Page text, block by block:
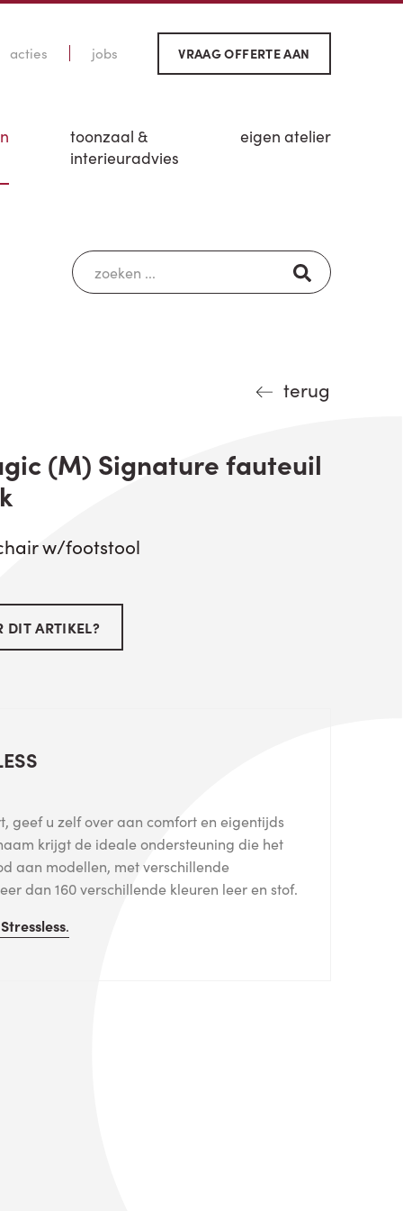
acties jobs VRAAG OFFERTE AAN
toonzaal &
interieuradvies
eigen atelier
terug
(M) Signature fauteuil
w/footstool
DIT ARTIKEL?
geef u zelf over aan comfort en eigentijds
krijgt de ideale ondersteuning die het
aan modellen, met verschillende
dan 160 verschillende kleuren leer en stof.
Stressless.